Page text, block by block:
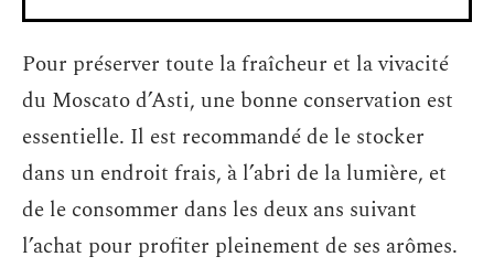
Pour préserver toute la fraîcheur et la vivacité
du Moscato d’Asti, une bonne conservation est
essentielle. Il est recommandé de le stocker
dans un endroit frais, à l’abri de la lumière, et
de le consommer dans les deux ans suivant
l’achat pour profiter pleinement de ses arômes.